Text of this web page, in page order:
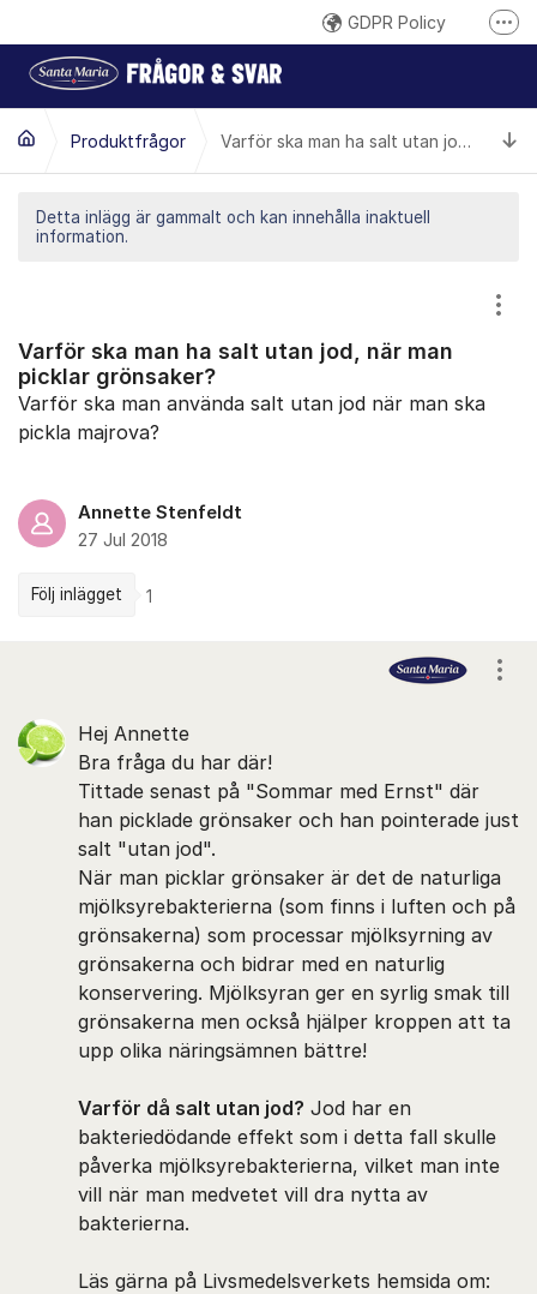
GDPR Policy
Här reklamerar du en produkt
Inspireras på santamaria.se
Gilla oss på Facebook
Produktfrågor Varför ska man ha salt utan jod, när man picklar grönsaker?
Detta inlägg är gammalt och kan innehålla inaktuell
information.
Varför ska man ha salt utan jod, när man
picklar grönsaker?
Varför ska man använda salt utan jod när man ska
pickla majrova?
Annette Stenfeldt
27 Jul 2018
Följ inlägget 1
Hej Annette
Bra fråga du har där!
Tittade senast på "Sommar med Ernst" där
han picklade grönsaker och han pointerade just
salt "utan jod".
När man picklar grönsaker är det de naturliga
mjölksyrebakterierna (som finns i luften och på
grönsakerna) som processar mjölksyrning av
grönsakerna och bidrar med en naturlig
konservering. Mjölksyran ger en syrlig smak till
grönsakerna men också hjälper kroppen att ta
upp olika näringsämnen bättre!
Varför då salt utan jod? Jod har en
bakteriedödande effekt som i detta fall skulle
påverka mjölksyrebakterierna, vilket man inte
vill när man medvetet vill dra nytta av
bakterierna.
Läs gärna på Livsmedelsverkets hemsida om: ​